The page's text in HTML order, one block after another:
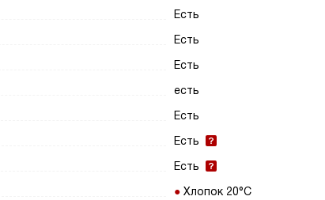
Есть
Есть
Есть
есть
Есть
Есть
Есть
Хлопок 20°C